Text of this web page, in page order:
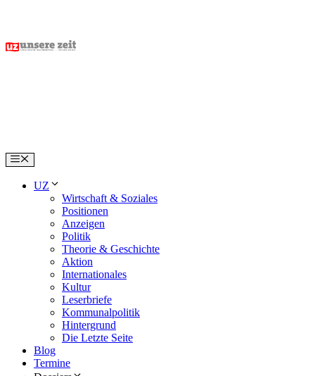
content
Menu
UZ
Wirtschaft & Soziales
Positionen
Anzeigen
Politik
Theorie & Geschichte
Aktion
Internationales
Kultur
Leserbriefe
Kommunalpolitik
Hintergrund
Die Letzte Seite
Blog
Termine